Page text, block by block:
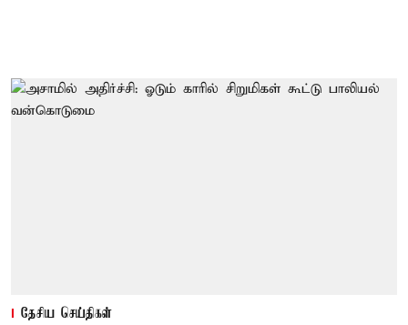
தேசிய செய்திகள்